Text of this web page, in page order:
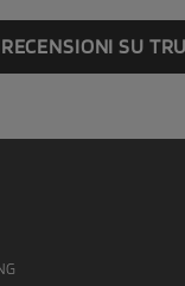
SU